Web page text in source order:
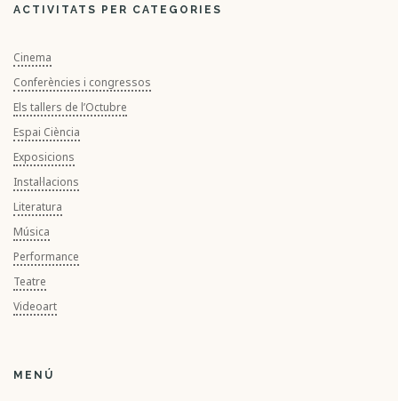
ACTIVITATS PER CATEGORIES
Cinema
Conferències i congressos
Els tallers de l’Octubre
Espai Ciència
Exposicions
Instal·lacions
Literatura
Música
Performance
Teatre
Videoart
MENÚ